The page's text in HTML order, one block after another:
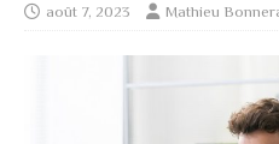
août 7, 2023 Mathieu